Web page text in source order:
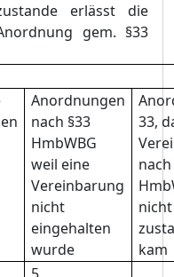
erlässt die
gem. §33
Anordnungen
nach §33
HmbWBG
weil eine
Vereinbarung
nicht
eingehalten
wurde
33,
nach
nicht
kam